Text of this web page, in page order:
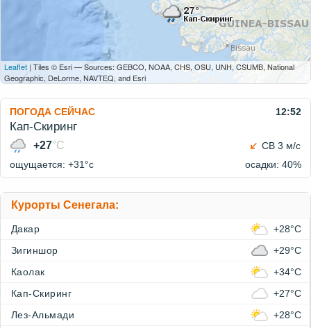
Leaflet | Tiles © Esri — Sources: GEBCO, NOAA, CHS, OSU, UNH, CSUMB, National
Geographic, DeLorme, NAVTEQ, and Esri
ПОГОДА СЕЙЧАС 12:52
Кап-Скиринг
+27°C
СВ 3 м/с
ощущается: +31°c
осадки: 40%
Курорты Сенегала:
Дакар
+28°C
Зигиншор
+29°C
Каолак
+34°C
Кап-Скиринг
+27°C
Лез-Альмади
+28°C